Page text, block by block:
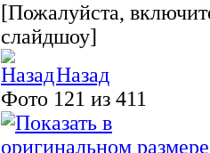
[Пожалуйста,
слайдшоу]
Назад
Фото 121 из 411